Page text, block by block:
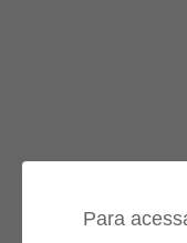
Para